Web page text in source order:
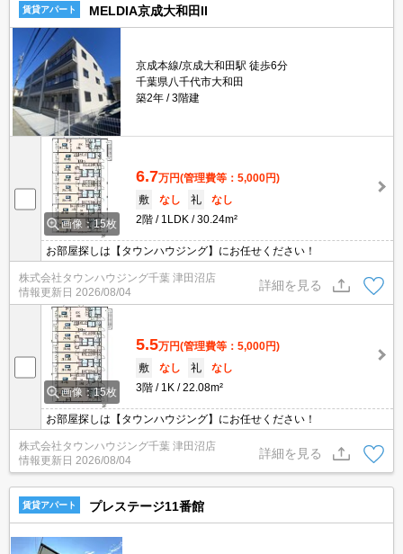
賃貸アパート MELDIA京成大和田II
京成本線/京成大和田駅 徒歩6分
千葉県八千代市大和田
築2年
3階建
画像：15枚
6.7万円(管理費等：5,000円)
敷
なし 礼
なし
2階
1LDK 30.24m²
お部屋探しは【タウンハウジング】にお任せください！
株式会社タウンハウジング千葉 津田沼店
情報更新日 2026/08/04
詳細を見る
画像：15枚
5.5万円(管理費等：5,000円)
敷
なし 礼
なし
3階
1K 22.08m²
お部屋探しは【タウンハウジング】にお任せください！
株式会社タウンハウジング千葉 津田沼店
情報更新日 2026/08/04
詳細を見る
賃貸アパート プレステージ11番館